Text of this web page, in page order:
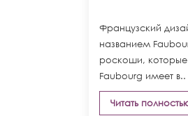
Французский
названием
роскоши,
Faubourg имеет в..
Читать